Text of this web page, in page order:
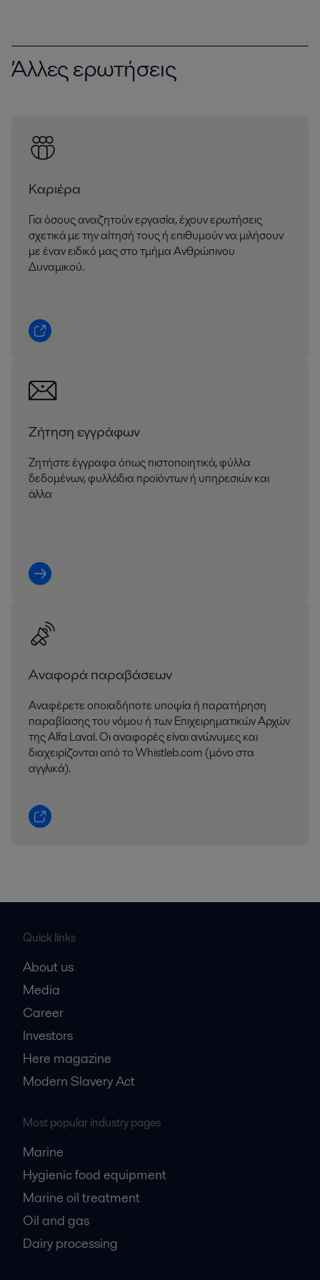
Άλλες ερωτήσεις
Καριέρα
Για όσους αναζητούν εργασία, έχουν ερωτήσεις
σχετικά με την αίτησή τους ή επιθυμούν να μιλήσουν
με έναν ειδικό μας στο τμήμα Ανθρώπινου
Δυναμικού.
Ζήτηση εγγράφων
Ζητήστε έγγραφα όπως πιστοποιητικά, φύλλα
δεδομένων, φυλλάδια προϊόντων ή υπηρεσιών και
άλλα
Αναφορά παραβάσεων
Αναφέρετε οποιαδήποτε υποψία ή παρατήρηση
παραβίασης του νόμου ή των Επιχειρηματικών Αρχών
της Alfa Laval. Οι αναφορές είναι ανώνυμες και
διαχειρίζονται από το Whistleb.com (μόνο στα
αγγλικά).
Quick links
About us
Media
Career
Investors
Here magazine
Modern Slavery Act
Most popular industry pages
Marine
Hygienic food equipment
Marine oil treatment
Oil and gas
Dairy processing